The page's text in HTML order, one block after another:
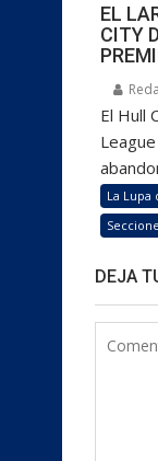
EL
CITY
El Hull
La
DEJA